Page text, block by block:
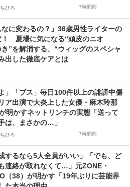
ひろ 7時間前
なに変わるの？」36歳男性ライターの
！ 夏場に気になる“頭皮のニオ
”を解消する、“ウィッグのスペシャ
出した徹底ケアとは
」「ブス」毎日100件以上の誹謗中傷
ア出演で大炎上した女優・麻木玲那
が明かすネットリンチの実態「送って
は、まさかの…」
ひろ 7時間前
するなら5人全員がいい」「でも、ど
連絡が取れなくて…」元ZONE・
（38）が明かす「19年ぶりに芸能界